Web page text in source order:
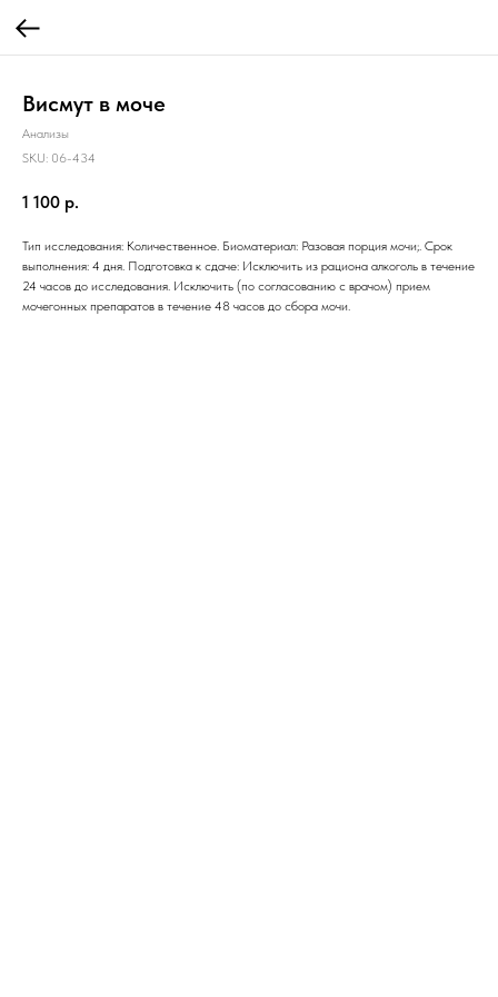
Висмут в моче
Анализы
SKU: 06-434
1 100 р.
Тип исследования: Количественное. Биоматериал: Разовая порция мочи;. Срок
выполнения: 4 дня. Подготовка к сдаче: Исключить из рациона алкоголь в течение
24 часов до исследования. Исключить (по согласованию с врачом) прием
мочегонных препаратов в течение 48 часов до сбора мочи.